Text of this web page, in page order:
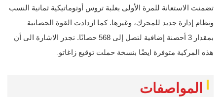
تضمنت الاستعانة للمرة الأولى بعلبة تروس أوتوماتيكية ثمانية النسب
ونظام إدارة جديد للمحرك، وغيرها. كما ازدادت القوة الحصانية
بمقدار 3 أحصنة إضافية لتصل إلى 568 حصانًا. تجدر الاشارة الى أن
هذه المركبة متوفرة ايضًا بنسخة حملت توقيع زاغاتو.
المواصفات